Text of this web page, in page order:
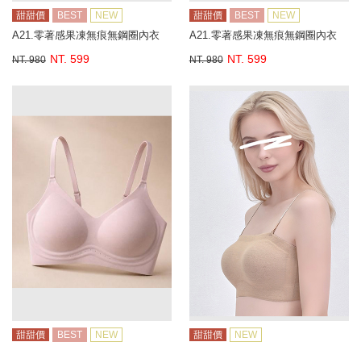
甜甜價 BEST NEW
A21.零著感果凍無痕無鋼圈內衣
NT. 980 NT. 599
甜甜價 BEST NEW
A21.零著感果凍無痕無鋼圈內衣
NT. 980 NT. 599
甜甜價 BEST NEW 甜甜價 NEW